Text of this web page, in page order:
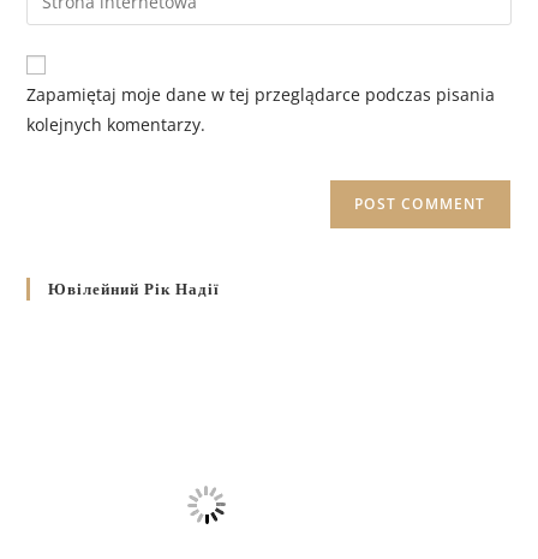
Zapamiętaj moje dane w tej przeglądarce podczas pisania
kolejnych komentarzy.
Ювілейний Рік Надії